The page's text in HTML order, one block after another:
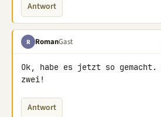
Antwort
R RomanGast
Ok, habe es jetzt so gemacht.
zwei!
Antwort